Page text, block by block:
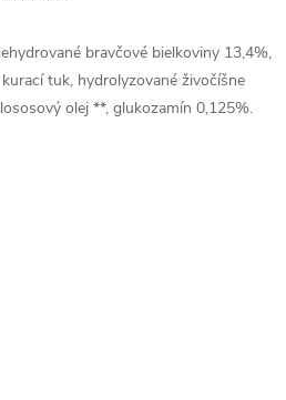
bravčové bielkoviny 13,4%,
tuk, hydrolyzované živočíšne
olej **, glukozamín 0,125%.